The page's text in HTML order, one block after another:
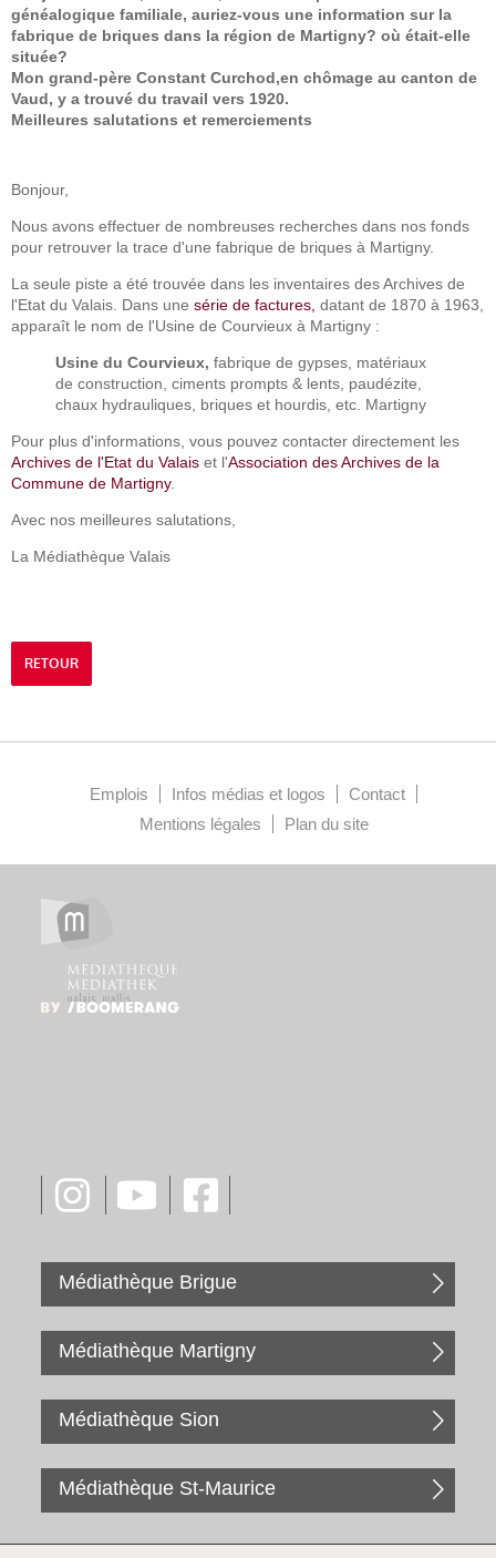
généalogique familiale, auriez-vous une information sur la
fabrique de briques dans la région de Martigny? où était-elle
située?
Mon grand-père Constant Curchod,en chômage au canton de
Vaud, y a trouvé du travail vers 1920.
Meilleures salutations et remerciements
Bonjour,
Nous avons effectuer de nombreuses recherches dans nos fonds
pour retrouver la trace d'une fabrique de briques à Martigny.
La seule piste a été trouvée dans les inventaires des Archives de
l'Etat du Valais. Dans une série de factures, datant de 1870 à 1963,
apparaît le nom de l'Usine de Courvieux à Martigny :
Usine du Courvieux, fabrique de gypses, matériaux
de construction, ciments prompts & lents, paudézite,
chaux hydrauliques, briques et hourdis, etc. Martigny
Pour plus d'informations, vous pouvez contacter directement les
Archives de l'Etat du Valais et l'Association des Archives de la
Commune de Martigny.
Avec nos meilleures salutations,
La Médiathèque Valais
RETOUR
Emplois Infos médias et logos
Contact
Mentions légales
Plan du site
Médiathèque Brigue
Médiathèque Martigny
Médiathèque Sion
Médiathèque St-Maurice